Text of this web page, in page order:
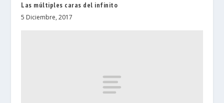
Las múltiples caras del infinito
5 Diciembre, 2017